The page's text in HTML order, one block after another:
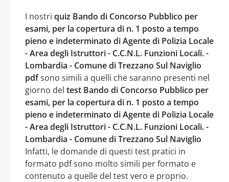
I nostri quiz Bando di Concorso Pubblico per
esami, per la copertura di n. 1 posto a tempo
pieno e indeterminato di Agente di Polizia Locale
- Area degli Istruttori - C.C.N.L. Funzioni Locali. -
Lombardia - Comune di Trezzano Sul Naviglio
pdfsono simili a quelli che saranno presenti nel
giorno del test Bando di Concorso Pubblico per
esami, per la copertura di n. 1 posto a tempo
pieno e indeterminato di Agente di Polizia Locale
- Area degli Istruttori - C.C.N.L. Funzioni Locali. -
Lombardia - Comune di Trezzano Sul Naviglio
Infatti, le domande di questi test pratici in
formato pdf sono molto simili per formato e
contenuto a quelle del test vero e proprio.